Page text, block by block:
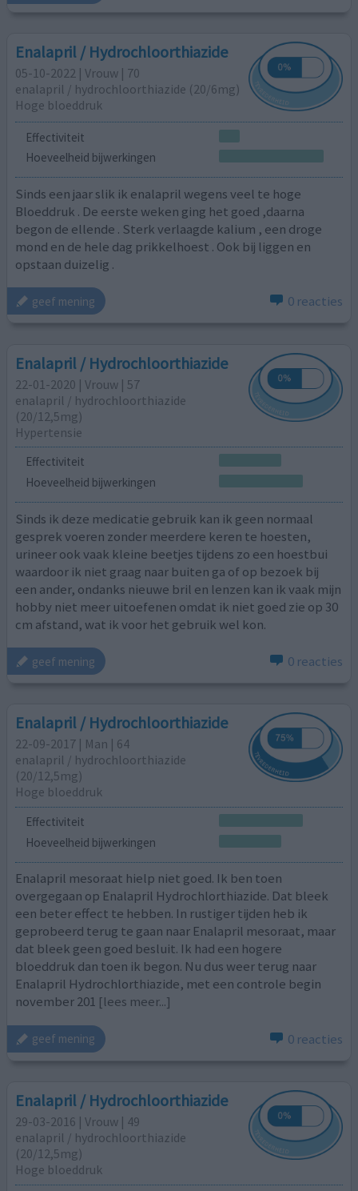
Enalapril / Hydrochloorthiazide
05-10-2022 | Vrouw | 70
enalapril / hydrochloorthiazide (20/6mg)
Hoge bloeddruk
Effectiviteit
Hoeveelheid bijwerkingen
Sinds een jaar slik ik enalapril wegens veel te hoge
Bloeddruk . De eerste weken ging het goed ,daarna
begon de ellende . Sterk verlaagde kalium , een droge
mond en de hele dag prikkelhoest . Ook bij liggen en
opstaan duizelig .
geef mening 0 reacties
Enalapril / Hydrochloorthiazide
22-01-2020 | Vrouw | 57
enalapril / hydrochloorthiazide
(20/12,5mg)
Hypertensie
Effectiviteit
Hoeveelheid bijwerkingen
Sinds ik deze medicatie gebruik kan ik geen normaal
gesprek voeren zonder meerdere keren te hoesten,
urineer ook vaak kleine beetjes tijdens zo een hoestbui
waardoor ik niet graag naar buiten ga of op bezoek bij
een ander, ondanks nieuwe bril en lenzen kan ik vaak mijn
hobby niet meer uitoefenen omdat ik niet goed zie op 30
cm afstand, wat ik voor het gebruik wel kon.
geef mening 0 reacties
Enalapril / Hydrochloorthiazide
22-09-2017 | Man | 64
enalapril / hydrochloorthiazide
(20/12,5mg)
Hoge bloeddruk
Effectiviteit
Hoeveelheid bijwerkingen
Enalapril mesoraat hielp niet goed. Ik ben toen
overgegaan op Enalapril Hydrochlorthiazide. Dat bleek
een beter effect te hebben. In rustiger tijden heb ik
geprobeerd terug te gaan naar Enalapril mesoraat, maar
dat bleek geen goed besluit. Ik had een hogere
bloeddruk dan toen ik begon. Nu dus weer terug naar
Enalapril Hydrochlorthiazide, met een controle begin
november 201 [lees meer...]
geef mening 0 reacties
Enalapril / Hydrochloorthiazide
29-03-2016 | Vrouw | 49
enalapril / hydrochloorthiazide
(20/12,5mg)
Hoge bloeddruk